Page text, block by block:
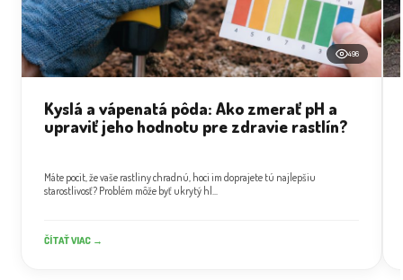
496
Kyslá a vápenatá pôda: Ako zmerať pH a
upraviť jeho hodnotu pre zdravie rastlín?
Máte pocit, že vaše rastliny chradnú, hoci im doprajete tú najlepšiu
starostlivosť? Problém môže byť ukrytý hl...
ČÍTAŤ VIAC →